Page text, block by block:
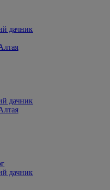
дачник
дачник
дачник